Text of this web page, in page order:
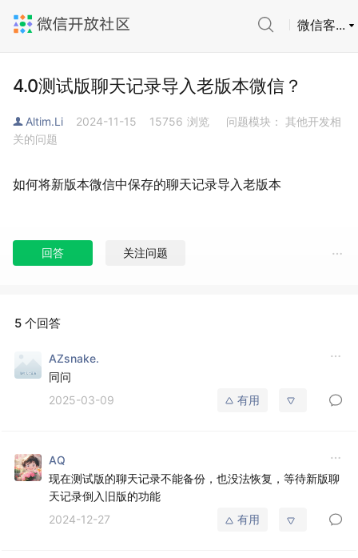
微信客...
4.0测试版聊天记录导入老版本微信？
Altim.Li 2024-11-15 15756 浏览
问题模块： 其他开发相
关的问题
如何将新版本微信中保存的聊天记录导入老版本
回答 关注问题
5 个回答
AZsnake.
同问
2025-03-09
有用
AQ
现在测试版的聊天记录不能备份，也没法恢复，等待新版聊
天记录倒入旧版的功能
2024-12-27
有用